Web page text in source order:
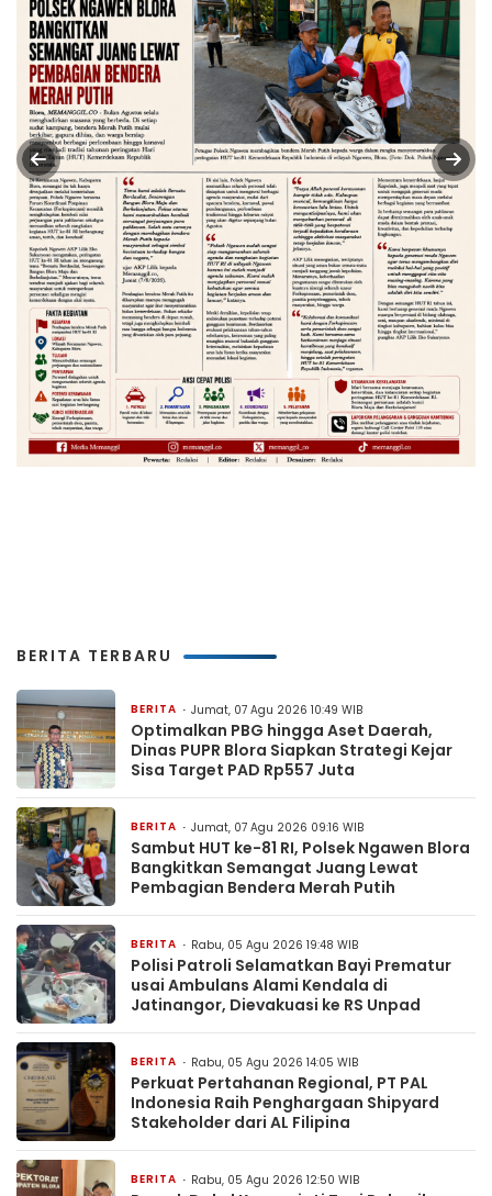
BERITA TERBARU
BERITA Jumat, 07 Agu 2026 10:49 WIB
Optimalkan PBG hingga Aset Daerah,
Dinas PUPR Blora Siapkan Strategi Kejar
Sisa Target PAD Rp557 Juta
BERITA Jumat, 07 Agu 2026 09:16 WIB
Sambut HUT ke-81 RI, Polsek Ngawen Blora
Bangkitkan Semangat Juang Lewat
Pembagian Bendera Merah Putih
BERITA Rabu, 05 Agu 2026 19:48 WIB
Polisi Patroli Selamatkan Bayi Prematur
usai Ambulans Alami Kendala di
Jatinangor, Dievakuasi ke RS Unpad
BERITA Rabu, 05 Agu 2026 14:05 WIB
Perkuat Pertahanan Regional, PT PAL
Indonesia Raih Penghargaan Shipyard
Stakeholder dari AL Filipina
BERITA Rabu, 05 Agu 2026 12:50 WIB